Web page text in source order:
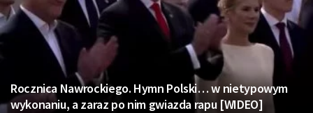
Rocznica Nawrockiego. Hymn Polski… w nietypowym
wykonaniu, a zaraz po nim gwiazda rapu [WIDEO]